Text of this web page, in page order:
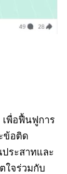
พื่อฟื้นฟูการ
ข้อติด
ระสาทและ
ใจร่วมกับ